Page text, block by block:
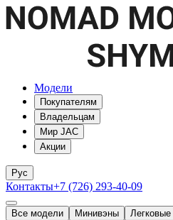
Модели
Покупателям
Владельцам
Мир JAC
Акции
Рус
Контакты+7 (726) 293-40-09
Все модели Минивэны Легковые